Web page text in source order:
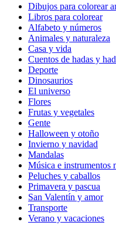
Dibujos para colorear
Libros para colorear
Alfabeto y números
Animales y naturaleza
Casa y vida
Cuentos de hadas y
Deporte
Dinosaurios
El universo
Flores
Frutas y vegetales
Gente
Halloween y otoño
Invierno y navidad
Mandalas
Música e instrumentos
Peluches y caballos
Primavera y pascua
San Valentín y amor
Transporte
Verano y vacaciones